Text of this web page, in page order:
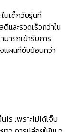
นเด็กวัยรุ่นที่
และรวดเร็วกว่าใน
ารถเข้ารับการ
แผนที่ซับซ้อนกว่า
ร เพราะไม่ได้เจ็บ